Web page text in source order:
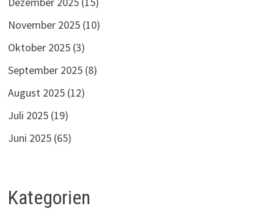
November 2025 (10)
Oktober 2025 (3)
September 2025 (8)
August 2025 (12)
Juli 2025 (19)
Juni 2025 (65)
Kategorien